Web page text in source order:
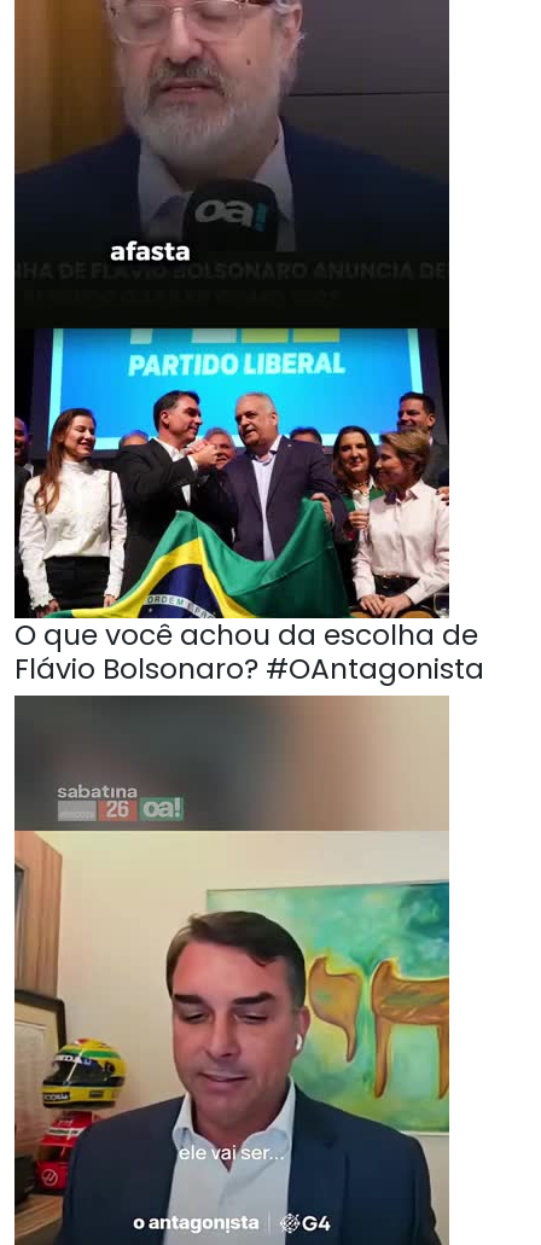
O que você achou da escolha de
Flávio Bolsonaro? #OAntagonista